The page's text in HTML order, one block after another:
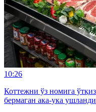
10:26
Коттежни ўз номига
бермаган ака-ука ушланди